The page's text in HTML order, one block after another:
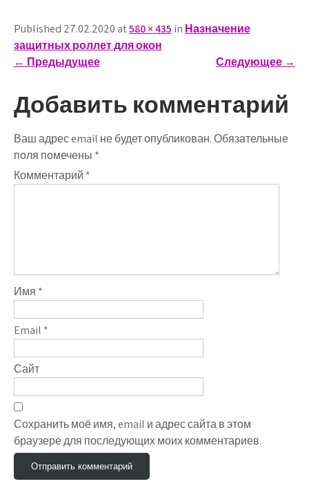
Published 27.02.2020 at580 × 435 in Назначение
защитных роллет для окон
← Предыдущее Следующее →
Добавить комментарий
Ваш адрес email не будет опубликован.Обязательные
поля помечены *
Комментарий *
Имя *
Email *
Сайт
Сохранить моё имя, email и адрес сайта в этом
браузере для последующих моих комментариев.